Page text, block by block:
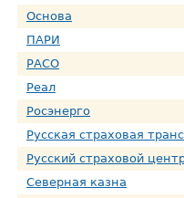
Основа
ПАРИ
РАСО
Реал
Росэнерго
Русская страховая
Русский страховой
Северная казна